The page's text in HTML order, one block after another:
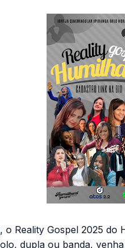
o Reality Gospel 2025 do
dupla ou banda,